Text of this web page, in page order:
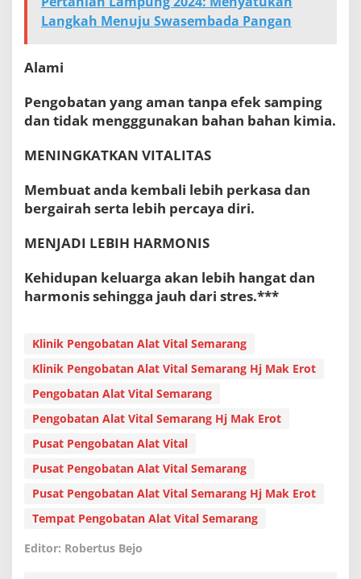
Langkah Menuju Swasembada Pangan
Alami
Pengobatan yang aman tanpa efek samping
dan tidak mengggunakan bahan bahan kimia.
MENINGKATKAN VITALITAS
Membuat anda kembali lebih perkasa dan
bergairah serta lebih percaya diri.
MENJADI LEBIH HARMONIS
Kehidupan keluarga akan lebih hangat dan
harmonis sehingga jauh dari stres.***
Klinik Pengobatan Alat Vital Semarang
Klinik Pengobatan Alat Vital Semarang Hj Mak Erot
Pengobatan Alat Vital Semarang
Pengobatan Alat Vital Semarang Hj Mak Erot
Pusat Pengobatan Alat Vital
Pusat Pengobatan Alat Vital Semarang
Pusat Pengobatan Alat Vital Semarang Hj Mak Erot
Tempat Pengobatan Alat Vital Semarang
Editor: Robertus Bejo